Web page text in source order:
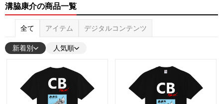
溝脇康介の商品一覧
全て アイテム デジタルコンテンツ
新着別 人気順